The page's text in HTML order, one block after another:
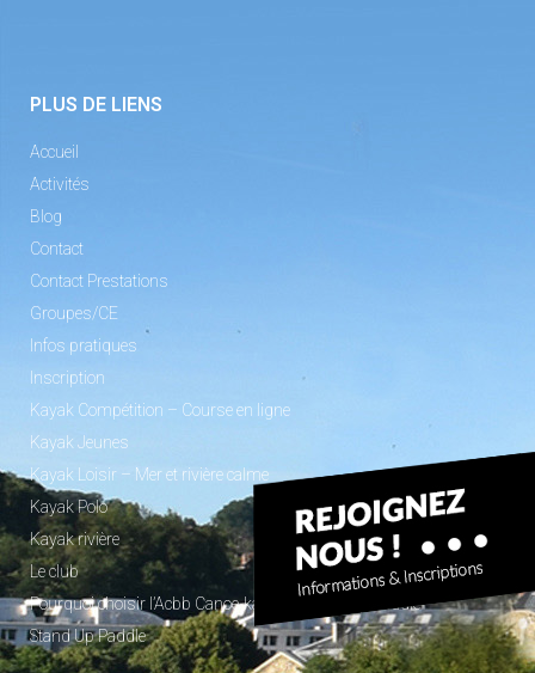
PLUS DE LIENS
Accueil
Activités
Blog
Contact
Contact Prestations
Groupes/CE
Infos pratiques
Inscription
Kayak Compétition – Course en ligne
Kayak Jeunes
Kayak Loisir – Mer et rivière calme
Kayak Polo
Kayak rivière
Le club
Pourquoi choisir l’Acbb Canoe-kayak et Stand Up Paddle
Stand Up Paddle